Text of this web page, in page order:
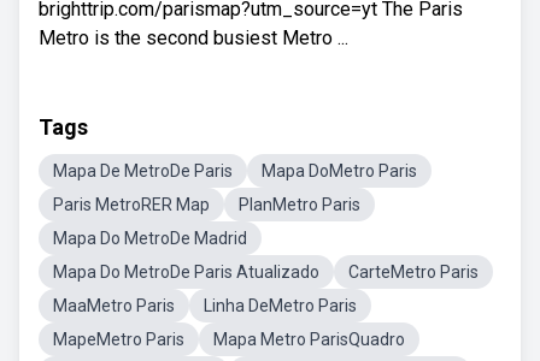
brighttrip.com/parismap?utm_source=yt The Paris
Metro is the second busiest Metro ...
Tags
Mapa De MetroDe Paris
Mapa DoMetro Paris
Paris MetroRER Map
PlanMetro Paris
Mapa Do MetroDe Madrid
Mapa Do MetroDe Paris Atualizado
CarteMetro Paris
MaaMetro Paris
Linha DeMetro Paris
MapeMetro Paris
Mapa Metro ParisQuadro